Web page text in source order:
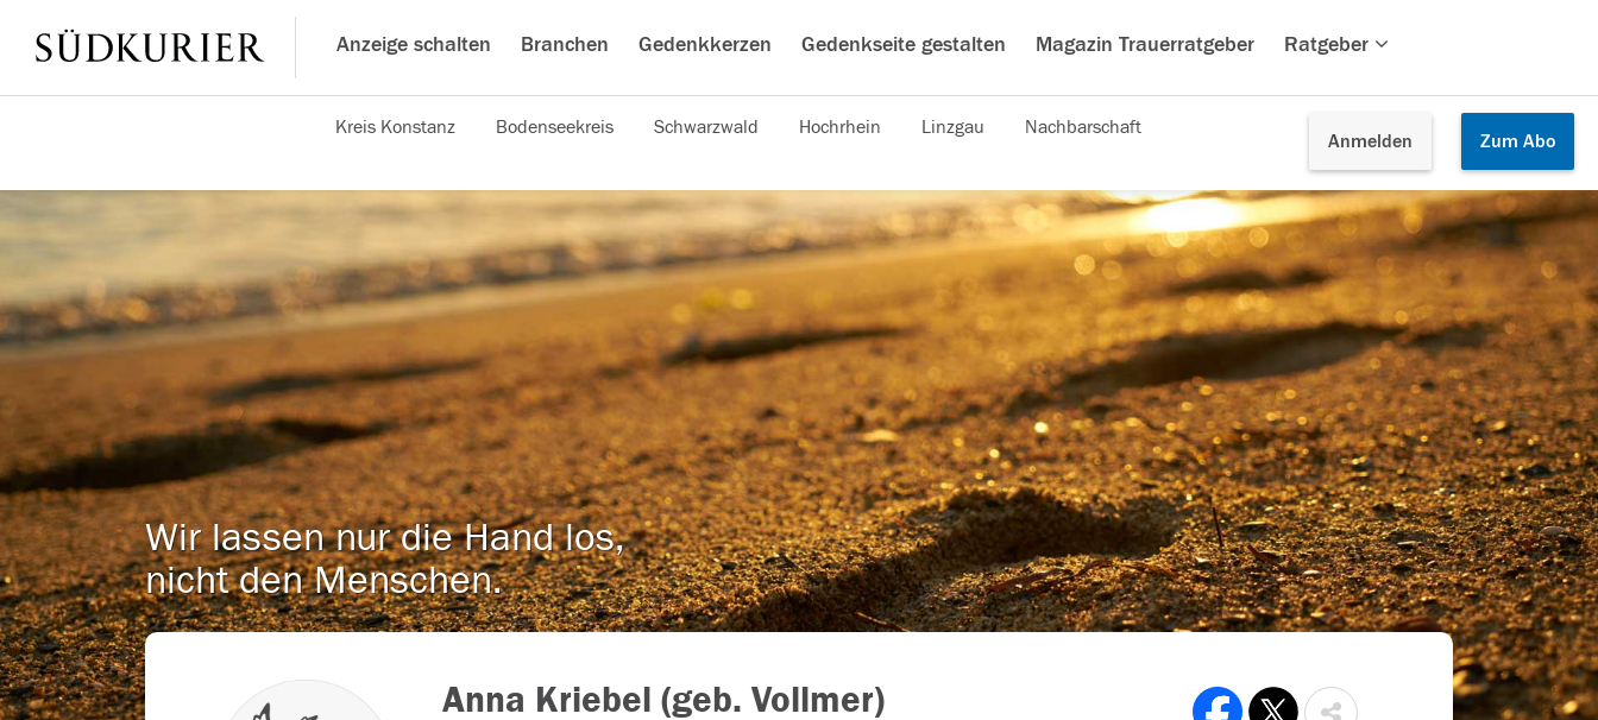
Anzeige schalten Branchen Gedenkkerzen Gedenkseite gestalten Magazin Trauerratgeber Ratgeber
Anmelden Zum Abo
Kreis Konstanz Bodenseekreis Schwarzwald Hochrhein Linzgau Nachbarschaft
Wir lassen nur die Hand los,
nicht den Menschen.
Anna Kriebel (geb. Vollmer)